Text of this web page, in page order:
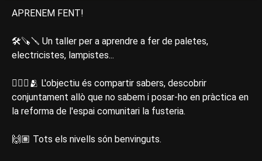
APRENEM FENT!
🛠🪚🪛 Un taller per a aprendre a fer de paletes,
electricistes, lampistes...
✋🏽💭🫂 L'objectiu és compartir sabers, descobrir
conjuntament allò que no sabem i posar-ho en pràctica en
la reforma de l'espai comunitari la fusteria.
🙌🏽 Tots els nivells són benvinguts.